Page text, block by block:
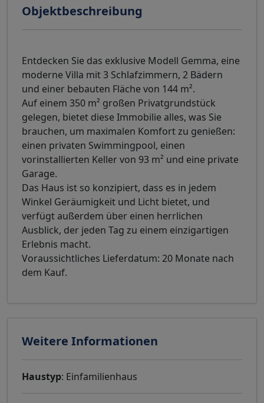
Objektbeschreibung
Entdecken Sie das exklusive Modell Gemma, eine
moderne Villa mit 3 Schlafzimmern, 2 Bädern
und einer bebauten Fläche von 144 m².
Auf einem 350 m² großen Privatgrundstück
gelegen, bietet diese Immobilie alles, was Sie
brauchen, um maximalen Komfort zu genießen:
einen privaten Swimmingpool, einen
vorinstallierten Keller von 93 m² und eine private
Garage.
Das Haus ist so konzipiert, dass es in jedem
Winkel Geräumigkeit und Licht bietet, und
verfügt außerdem über einen herrlichen
Ausblick, der jeden Tag zu einem einzigartigen
Erlebnis macht.
Voraussichtliches Lieferdatum: 20 Monate nach
dem Kauf.
Weitere Informationen
Haustyp: Einfamilienhaus